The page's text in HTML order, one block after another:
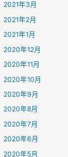
2021年3月
2021年2月
2021年1月
2020年12月
2020年11月
2020年10月
2020年9月
2020年8月
2020年7月
2020年6月
2020年5月